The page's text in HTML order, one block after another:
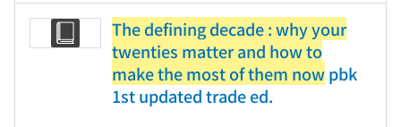
The defining decade : why your
twenties matter and how to
make the most of them nowpbk
1st updated trade ed.